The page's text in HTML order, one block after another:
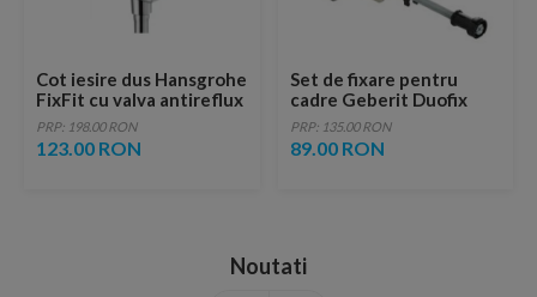
Cot iesire dus Hansgrohe
FixFit cu valva antireflux
PRP: 198.00 RON
123.00 RON
Set de fixare pentru
cadre Geberit Duofix
PRP: 135.00 RON
89.00 RON
Noutati